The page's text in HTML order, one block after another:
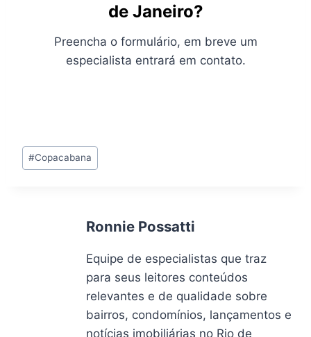
de Janeiro?
Preencha o formulário, em breve um
especialista entrará em contato.
Tags
do
#Copacabana
Ronnie Possatti
Equipe de especialistas que traz
para seus leitores conteúdos
relevantes e de qualidade sobre
bairros, condomínios, lançamentos e
notícias imobiliárias no Rio de